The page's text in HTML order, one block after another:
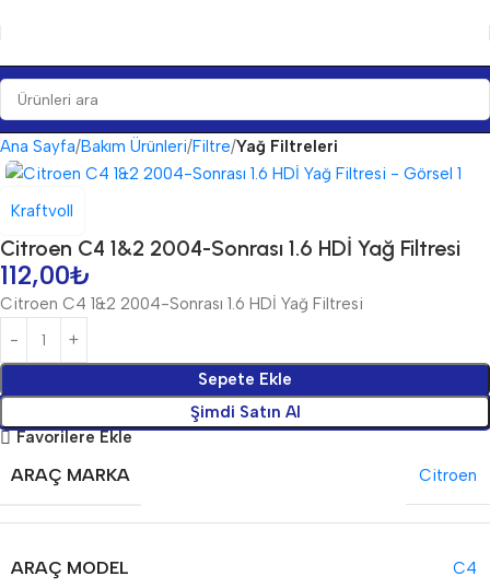
Ana Sayfa Bakım Ürünleri Filtre Yağ Filtreleri
Kraftvoll
Citroen C4 1&2 2004-Sonrası 1.6 HDİ Yağ Filtresi
112,00₺
Citroen C4 1&2 2004-Sonrası 1.6 HDİ Yağ Filtresi
Sepete Ekle
Şimdi Satın Al
Favorilere Ekle
ARAÇ MARKA Citroen
ARAÇ MODEL C4